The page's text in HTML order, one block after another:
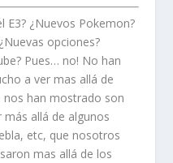
E3? ¿Nuevos Pokemon?
opciones?
Pues… no! No han
a ver mas allá de
nos han mostrado son
allá de algunos
etc, que nosotros
mas allá de los